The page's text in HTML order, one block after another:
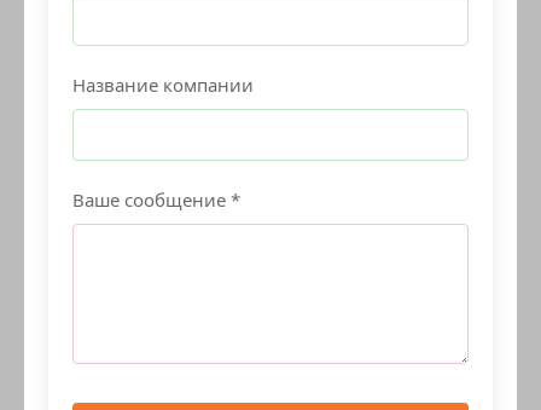
Название компании
Ваше сообщение *